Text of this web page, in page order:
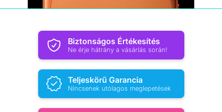
Biztonságos Értékesítés
Ne érje hátrány a vásárlás során!
Teljeskörű Garancia
Nincsenek utólagos meglepetések